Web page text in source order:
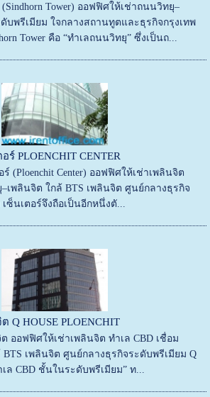
Tower) ออฟฟิศให้เช่าถนนวิทยุ–
บพรีเมียม ใจกลางสถานทูตและธุรกิจกรุงเทพ
Tower คือ “ทำเลถนนวิทยุ” ซึ่งเป็นถ...
ร์ PLOENCHIT CENTER
(Ploenchit Center) ออฟฟิศให้เช่าเพลินจิต
–เพลินจิต ใกล้ BTS เพลินจิต ศูนย์กลางธุรกิจ
ซ็นเตอร์จึงถือเป็นอีกหนึ่งตั...
Q HOUSE PLOENCHIT
ออฟฟิศให้เช่าเพลินจิต ทำเล CBD เชื่อม
เพลินจิต ศูนย์กลางธุรกิจระดับพรีเมียม Q
เล CBD ชั้นในระดับพรีเมียม” ท...